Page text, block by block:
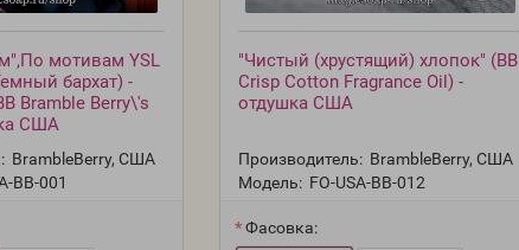
мотивам YSL
бархат) -
Bramble Berry\'s
США
BrambleBerry, США
BB-001
"Чистый (хрустящий) хлопок" (BB
Crisp Cotton Fragrance Oil) -
отдушка США
Производитель: BrambleBerry, США
Модель: FO-USA-BB-012
Фасовка: